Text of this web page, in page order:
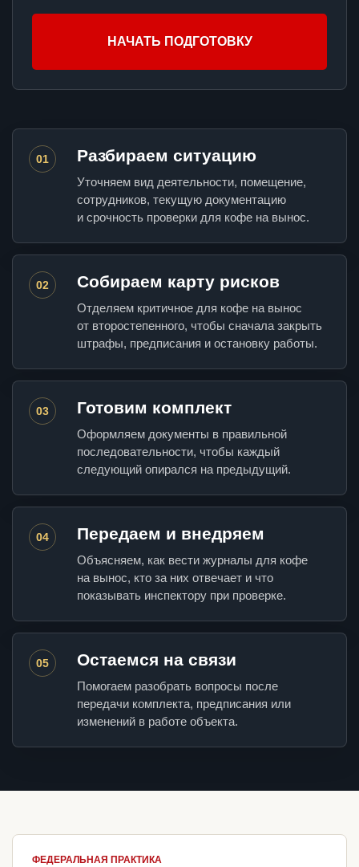
НАЧАТЬ ПОДГОТОВКУ
01 Разбираем ситуацию
Уточняем вид деятельности, помещение,
сотрудников, текущую документацию
и срочность проверки для кофе на вынос.
02 Собираем карту рисков
Отделяем критичное для кофе на вынос
от второстепенного, чтобы сначала закрыть
штрафы, предписания и остановку работы.
03 Готовим комплект
Оформляем документы в правильной
последовательности, чтобы каждый
следующий опирался на предыдущий.
04 Передаем и внедряем
Объясняем, как вести журналы для кофе
на вынос, кто за них отвечает и что
показывать инспектору при проверке.
05 Остаемся на связи
Помогаем разобрать вопросы после
передачи комплекта, предписания или
изменений в работе объекта.
ФЕДЕРАЛЬНАЯ ПРАКТИКА